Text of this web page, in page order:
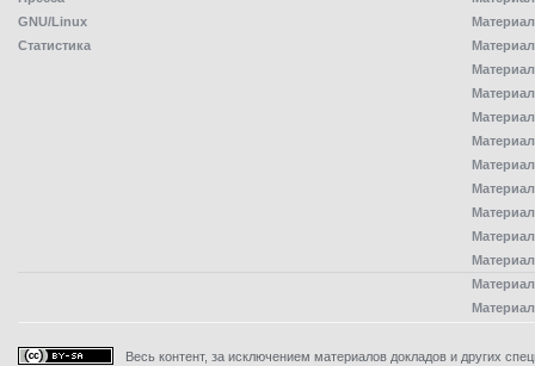
GNU/Linux
Статистика
Весь контент, за исключением материалов докладов и других